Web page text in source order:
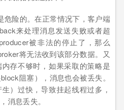
危险的。在正常情况下，客户端
来处理消息发送失败或者超
被非法的停止了，那么
将无法收到该部分数据。又
存不够时，如果采取的策略是
阻塞），消息也会被丢失。
）过快，导致挂起线程过多，
消息丢失。